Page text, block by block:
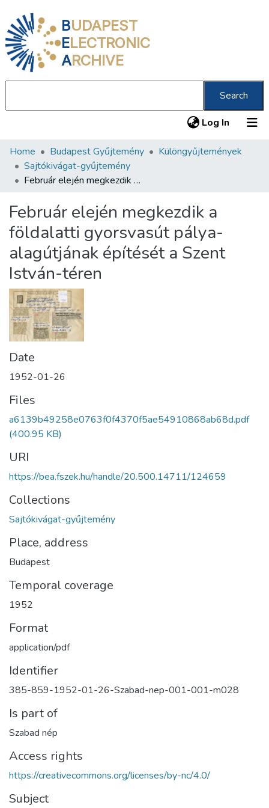
BUDAPEST
ELECTRONIC
ARCHIVE
Search
Log In (current)
Communities & Collections
All of DSpace
About us
Home Budapest Gyűjtemény
Különgyűjtemények
Sajtókivágat-gyűjtemény
Február elején megkezdik a földalatti gyorsvasút pálya-alagútjának építését a Szent István-téren
Február elején megkezdik a
földalatti gyorsvasút pálya-
alagútjának építését a Szent
István-téren
Date
1952-01-26
Files
a6139b49258e0763f0f4370f5ae54910868ab68d.pdf
(400.95 KB)
URI
https://bea.fszek.hu/handle/20.500.14711/124659
Collections
Sajtókivágat-gyűjtemény
Place, address
Budapest
Temporal coverage
1952
Format
application/pdf
Identifier
385-859-1952-01-26-Szabad-nep-001-001-m028
Is part of
Szabad nép
Access rights
https://creativecommons.org/licenses/by-nc/4.0/
Subject